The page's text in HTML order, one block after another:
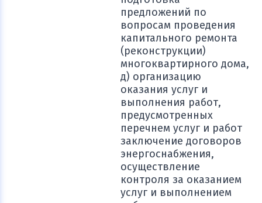
предложений по
вопросам проведения
капитального ремонта
(реконструкции)
многоквартирного дома,
д) организацию
оказания услуг и
выполнения работ,
предусмотренных
перечнем услуг и работ
заключение договоров
энергоснабжения,
осуществление
контроля за оказанием
услуг и выполнением